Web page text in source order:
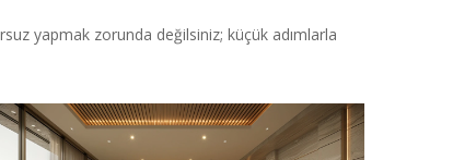
yapmak zorunda değilsiniz; küçük adımlarla